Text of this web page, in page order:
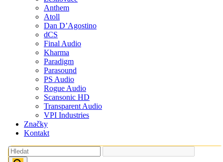
Anthem
Atoll
Dan D’Agostino
dCS
Final Audio
Kharma
Paradigm
Parasound
PS Audio
Rogue Audio
Scansonic HD
Transparent Audio
VPI Industries
Značky
Kontakt